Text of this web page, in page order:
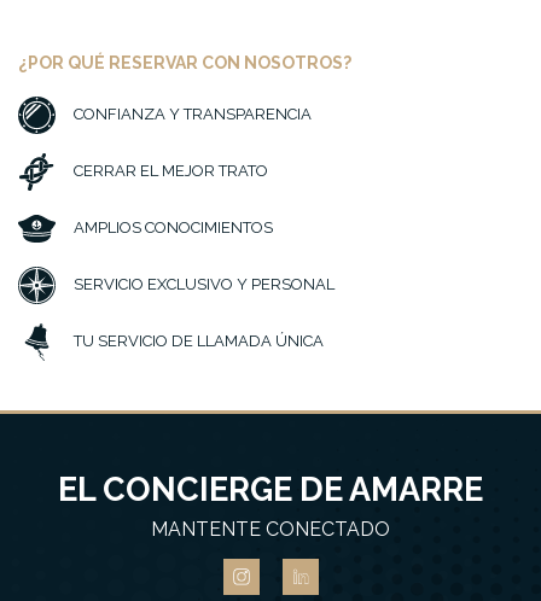
¿POR QUÉ RESERVAR CON NOSOTROS?
CONFIANZA Y TRANSPARENCIA
CERRAR EL MEJOR TRATO
AMPLIOS CONOCIMIENTOS
SERVICIO EXCLUSIVO Y PERSONAL
TU SERVICIO DE LLAMADA ÚNICA
EL CONCIERGE DE AMARRE
MANTENTE CONECTADO